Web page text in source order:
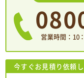
営業時間：
今すぐお見積り依頼